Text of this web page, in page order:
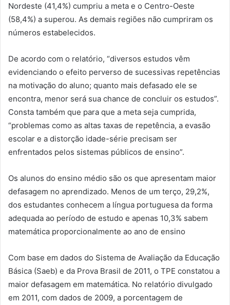
Nordeste (41,4%) cumpriu a meta e o Centro-Oeste
(58,4%) a superou. As demais regiões não cumpriram os
números estabelecidos.
De acordo com o relatório, “diversos estudos vêm
evidenciando o efeito perverso de sucessivas repetências
na motivação do aluno; quanto mais defasado ele se
encontra, menor será sua chance de concluir os estudos”.
Consta também que para que a meta seja cumprida,
“problemas como as altas taxas de repetência, a evasão
escolar e a distorção idade-série precisam ser
enfrentados pelos sistemas públicos de ensino”.
Os alunos do ensino médio são os que apresentam maior
defasagem no aprendizado. Menos de um terço, 29,2%,
dos estudantes conhecem a língua portuguesa da forma
adequada ao período de estudo e apenas 10,3% sabem
matemática proporcionalmente ao ano de ensino
Com base em dados do Sistema de Avaliação da Educação
Básica (Saeb) e da Prova Brasil de 2011, o TPE constatou a
maior defasagem em matemática. No relatório divulgado
em 2011, com dados de 2009, a porcentagem de